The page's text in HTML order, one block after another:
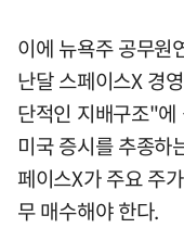
이에 뉴욕주 공무원
난달 스페이스X 경
단적인 지배구조"
미국 증시를 추종하
페이스X가 주요 주
무 매수해야 한다.